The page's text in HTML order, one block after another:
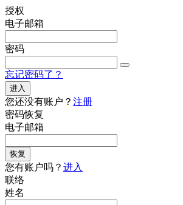
授权
电子邮箱
密码
忘记密码了？
进入
您还没有账户？ 注册
密码恢复
电子邮箱
恢复
您有账户吗？ 进入
联络
姓名